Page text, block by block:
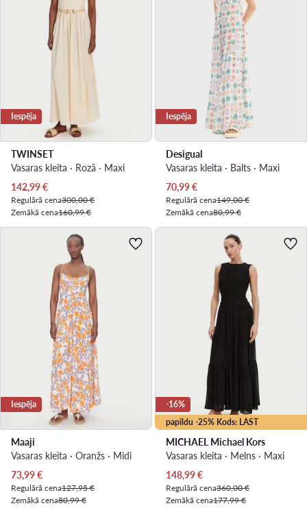
Iespēja
TWINSET
Vasaras kleita · Rozā · Maxi
Pašreizējā cena
142,99€
Regulārā cena300,00 €
Zemākā cena160,99 €
Iespēja
Desigual
Vasaras kleita · Balts · Maxi
Pašreizējā cena
70,99€
Regulārā cena149,00 €
Zemākā cena80,99 €
Iespēja
Maaji
Vasaras kleita · Oranžs · Midi
Pašreizējā cena
73,99€
Regulārā cena127,95 €
Zemākā cena80,99 €
papildu -25% Kods: LAST
-16%
MICHAEL Michael Kors
Vasaras kleita · Melns · Maxi
Pašreizējā cena
148,99€
Regulārā cena360,00 €
Zemākā cena177,99 €